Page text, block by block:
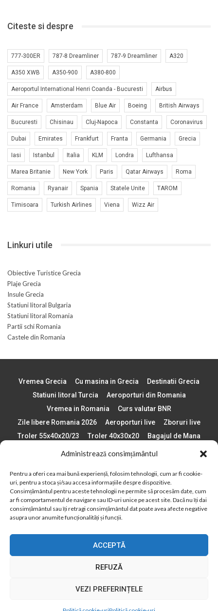
Administrează consimțământul
Pentru a oferi cea mai bună experiență, folosim tehnologii, cum ar fi cookie-
uri, pentru a stoca și/sau accesa informațiile despre dispozitive.
Consimțământul pentru aceste tehnologii ne permite să procesăm date, cum
ar fi comportamentul de navigare sau ID-uri unice pe acest site. Dacă nu îți dai
consimțământul sau îți retragi consimțământul dat poate avea afecte negative
asupra unor anumite funcționalități și funcții.
ACCEPTĂ
REFUZĂ
VEZI PREFERINȚELE
Citeste si despre
777-300ER 787-8 Dreamliner 787-9 Dreamliner A320
A350 XWB A350-900 A380-800
Aeroportul International Henri Coanda - Bucuresti Airbus
Air France Amsterdam Blue Air Boeing British Airways
Bucuresti Chisinau Cluj-Napoca Constanta Coronavirus
Dubai Emirates Frankfurt Franta Germania Grecia
Iasi Istanbul Italia KLM Londra Lufthansa
Marea Britanie New York Paris Qatar Airways Roma
Romania Ryanair Spania Statele Unite TAROM
Timisoara Turkish Airlines Viena Wizz Air
Linkuri utile
Obiective Turistice Grecia
Plaje Grecia
Insule Grecia
Statiuni litoral Bulgaria
Statiuni litoral Romania
Partii schi Romania
Castele din Romania
Vremea Grecia Cu masina in Grecia
Destinatii Grecia
Statiuni litoral Turcia
Aeroporturi din Romania
Vremea in Romania
Curs valutar BNR
Zile libere Romania 2026
Aeroporturi live
Zboruri live
Troler 55x40x20/23
Troler 40x30x20
Bagajul de Mana
Paste 2026
Cele mai bune telefoane
Plaje din Europa
Concerte Romania 2025
Asigurare de calatorie
Când se schimba ora în 2026
Calendar Formula 1 sezon 2026
Boarding Pass
Despre AirlinesTravel.ro
Politică cookie-uri (UE)
Cookie Policy (AU)
Politică cookie-uri (ZA)
Politică cookie-uri (Canada)
Politică cookie-uri (BR)
2012 - 2025 © Toate drepturile rezervate
specializată în aviație și turism!